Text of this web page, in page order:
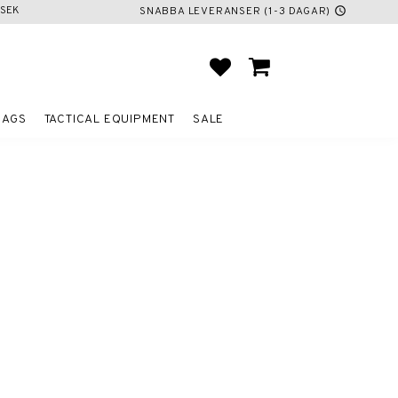
SNABBA LEVERANSER (1-3 DAGAR) schedule
SEK
FAVORITES
BASKET
TACTICAL EQUIPMENT SALE